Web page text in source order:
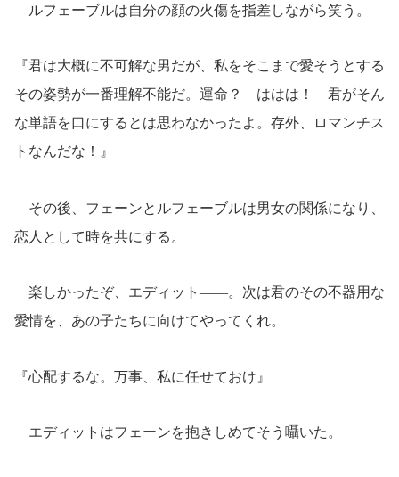
ルフェーブルは自分の顔の火傷を指差しながら笑う。
『君は大概に不可解な男だが、私をそこまで愛そうとする
その姿勢が一番理解不能だ。運命？ ははは！ 君がそん
な単語を口にするとは思わなかったよ。存外、ロマンチス
トなんだな！』
その後、フェーンとルフェーブルは男女の関係になり、
恋人として時を共にする。
楽しかったぞ、エディット――。次は君のその不器用な
愛情を、あの子たちに向けてやってくれ。
『心配するな。万事、私に任せておけ』
エディットはフェーンを抱きしめてそう囁いた。